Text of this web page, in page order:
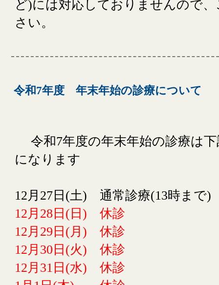
ど)には対応しておりませんので
さい。
令和7年度 年末年始の診療について
令和7年度の年末年始の診療は
になります
12月27日(土) 通常診療(13時まで)
12月28日(日) 休診
12月29日(月) 休診
12月30日(火) 休診
12月31日(水) 休診